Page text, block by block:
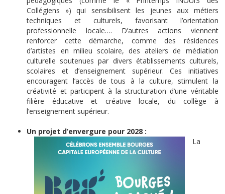
Collégiens ») qui sensibilisent les jeunes aux métiers
techniques et culturels, favorisant l’orientation
professionnelle locale…. D’autres actions viennent
renforcer cette démarche, comme des résidences
d’artistes en milieu scolaire, des ateliers de médiation
culturelle soutenues par divers établissements culturels,
scolaires et d’enseignement supérieur. Ces initiatives
encouragent l’accès de tous à la culture, stimulent la
créativité et participent à la structuration d’une véritable
filière éducative et créative locale, du collège à
l’enseignement supérieur.
Un projet d’envergure pour 2028 :
La